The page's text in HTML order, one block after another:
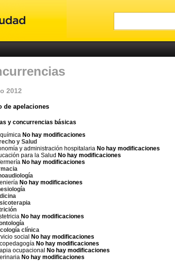
2012
de apelaciones
y concurrencias básicas
No hay modificaciones
y Salud
y administración hospitalaria No hay modificaciones
para la Salud No hay modificaciones
No hay modificaciones
No hay modificaciones
No hay modificaciones
clínica
social No hay modificaciones
No hay modificaciones
ocupacional No hay modificaciones
No hay modificaciones